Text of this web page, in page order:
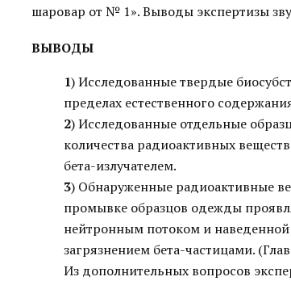
шаровар от № 1». Выводы экспертизы
ВЫВОДЫ
1) Исследованные твердые
пределах естественного
2) Исследованные отдельные
количества радиоактивных
бета-излучателем.
3) Обнаруженные радиоактивные
промывке образцов одежды
нейтронным потоком и
загрязнением бета-частицами.
Из дополнительных вопросов